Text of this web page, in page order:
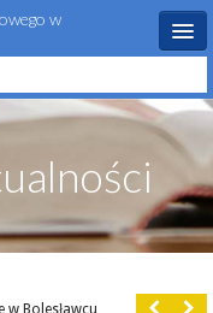
w
Bolesławcu